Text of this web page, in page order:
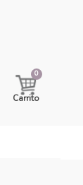
Carrito